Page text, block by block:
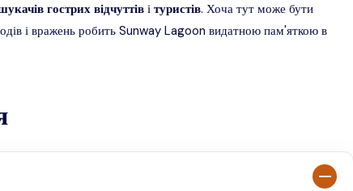
гострих відчуттів і туристів. Хоча тут може бути
і вражень робить Sunway Lagoon видатною пам'яткою в